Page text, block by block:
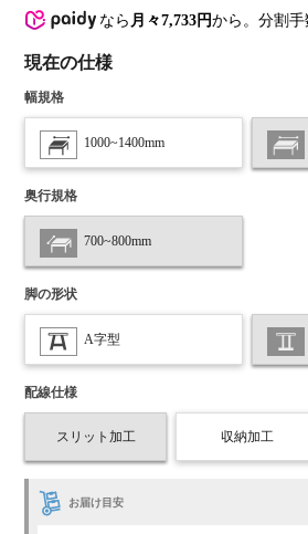
なら 月々7,733円から。分割
現在の仕様
幅規格
1000~1400mm
奥行規格
700~800mm
脚の形状
A字型
配線仕様
スリット加工 収納加工
お届け目安